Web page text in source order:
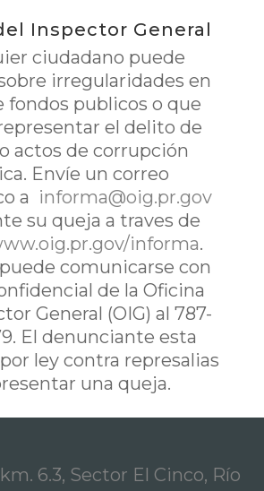
Inspector General
ciudadano puede
irregularidades en
fondos publicos o que
el delito de
actos de corrupción
Envíe un correo
a informa@oig.pr.gov
su queja a traves de
informa.
comunicarse con
de la Oficina
General (OIG) al 787-
El denunciante esta
ley contra represalias
una queja.
6.3, Sector El Cinco, Río